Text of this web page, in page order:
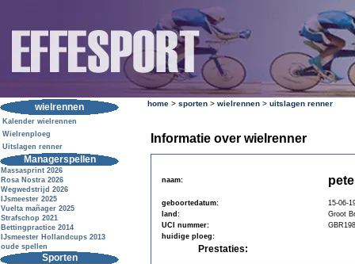
wielrennen
Kalender wielrennen
Wielrenploeg
Uitslagen renner
Managerspellen
Massasprint 2026
Rosa Nostra 2026
Wegwedstrijd 2026
IJsmeester 2025
Vuelta mañager 2025
Strafschop 2021
Bettingpractice 2014
IJsmeester Hollandcups 2013
oude spellen
Sporten
home > sporten > wielrennen > uitslagen renner
Informatie over wielrenner
naam:
geboortedatum:
15-06-
land:
Groot
UCI nummer:
huidige ploeg:
Prestaties: